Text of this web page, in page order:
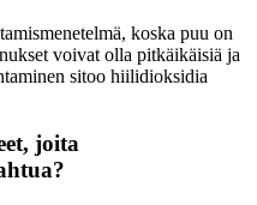
koska puu on
voivat olla pitkäikäisiä ja
sitoo hiilidioksidia
joita